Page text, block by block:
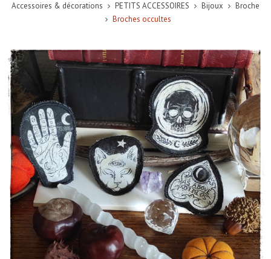
Accessoires & décorations PETITS ACCESSOIRES Bijoux
Broche
Broches occultes